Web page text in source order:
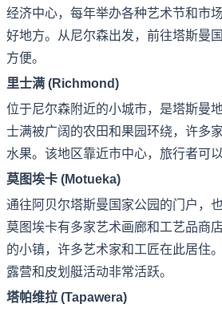
经济中心，每年举办各种艺术节和市
好地方。从尼尔森出发，前往塔斯曼
方便。
里士满 (Richmond)
位于尼尔森附近的小城市，是塔斯曼
士满被广阔的农田和果园环绕，许多
水果。该地区靠近市中心，旅行者可
莫图埃卡 (Motueka)
通往阿贝尔塔斯曼国家公园的门户，
莫图埃卡有多家艺术画廊和工艺品商
的小镇，许多艺术家和工匠在此居住
露营和皮划艇活动非常活跃。
塔帕维拉 (Tapawera)